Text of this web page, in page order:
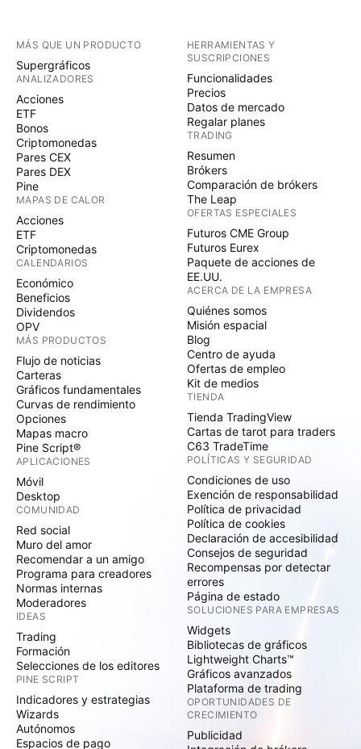
MÁS QUE UN PRODUCTO
Supergráficos
ANALIZADORES
Acciones
ETF
Bonos
Criptomonedas
Pares CEX
Pares DEX
Pine
MAPAS DE CALOR
Acciones
ETF
Criptomonedas
CALENDARIOS
Económico
Beneficios
Dividendos
OPV
MÁS PRODUCTOS
Flujo de noticias
Carteras
Gráficos fundamentales
Curvas de rendimiento
Opciones
Mapas macro
Pine Script®
APLICACIONES
Móvil
Desktop
COMUNIDAD
Red social
Muro del amor
Recomendar a un amigo
Programa para creadores
Normas internas
Moderadores
IDEAS
Trading
Formación
Selecciones de los editores
PINE SCRIPT
Indicadores y estrategias
Wizards
Autónomos
Espacios de pago
HERRAMIENTAS Y
SUSCRIPCIONES
Funcionalidades
Precios
Datos de mercado
Regalar planes
TRADING
Resumen
Brókers
Comparación de brókers
The Leap
OFERTAS ESPECIALES
Futuros CME Group
Futuros Eurex
Paquete de acciones de
EE.UU.
ACERCA DE LA EMPRESA
Quiénes somos
Misión espacial
Blog
Centro de ayuda
Ofertas de empleo
Kit de medios
TIENDA
Tienda TradingView
Cartas de tarot para traders
C63 TradeTime
POLÍTICAS Y SEGURIDAD
Condiciones de uso
Exención de responsabilidad
Política de privacidad
Política de cookies
Declaración de accesibilidad
Consejos de seguridad
Recompensas por detectar
errores
Página de estado
SOLUCIONES PARA EMPRESAS
Widgets
Bibliotecas de gráficos
Lightweight Charts™
Gráficos avanzados
Plataforma de trading
OPORTUNIDADES DE
CRECIMIENTO
Publicidad